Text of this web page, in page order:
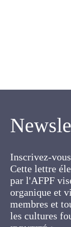
Cette lettre
gratuitement
d'un lien
ses
concernées
prairies.